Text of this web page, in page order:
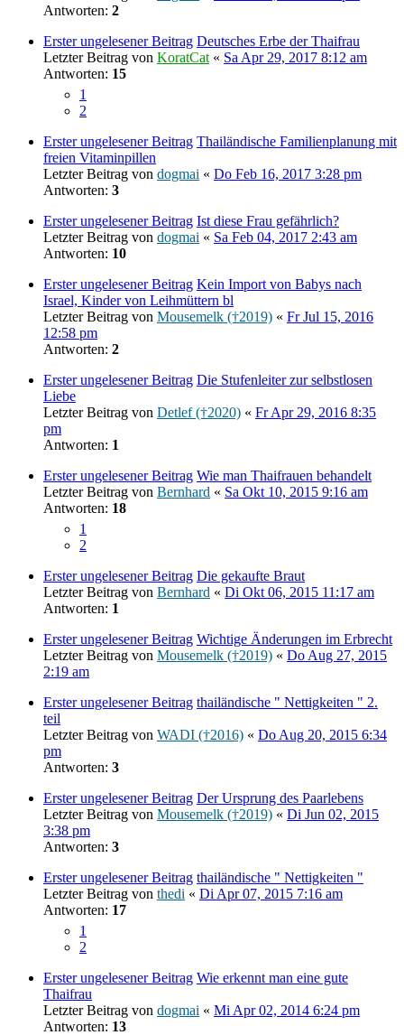
Antworten: 2
Erster ungelesener Beitrag Deutsches Erbe der Thaifrau
Letzter Beitrag von KoratCat « Sa Apr 29, 2017 8:12 am
Antworten: 15
1
2
Erster ungelesener Beitrag Thailändische Familienplanung mit
freien Vitaminpillen
Letzter Beitrag von dogmai « Do Feb 16, 2017 3:28 pm
Antworten: 3
Erster ungelesener Beitrag Ist diese Frau gefährlich?
Letzter Beitrag von dogmai « Sa Feb 04, 2017 2:43 am
Antworten: 10
Erster ungelesener Beitrag Kein Import von Babys nach
Israel, Kinder von Leihmüttern bl
Letzter Beitrag von Mousemelk (†2019) « Fr Jul 15, 2016
12:58 pm
Antworten: 2
Erster ungelesener Beitrag Die Stufenleiter zur selbstlosen
Liebe
Letzter Beitrag von Detlef (†2020) « Fr Apr 29, 2016 8:35
pm
Antworten: 1
Erster ungelesener Beitrag Wie man Thaifrauen behandelt
Letzter Beitrag von Bernhard « Sa Okt 10, 2015 9:16 am
Antworten: 18
1
2
Erster ungelesener Beitrag Die gekaufte Braut
Letzter Beitrag von Bernhard « Di Okt 06, 2015 11:17 am
Antworten: 1
Erster ungelesener Beitrag Wichtige Änderungen im Erbrecht
Letzter Beitrag von Mousemelk (†2019) « Do Aug 27, 2015
2:19 am
Erster ungelesener Beitrag thailändische " Nettigkeiten " 2.
teil
Letzter Beitrag von WADI (†2016) « Do Aug 20, 2015 6:34
pm
Antworten: 3
Erster ungelesener Beitrag Der Ursprung des Paarlebens
Letzter Beitrag von Mousemelk (†2019) « Di Jun 02, 2015
3:38 pm
Antworten: 3
Erster ungelesener Beitrag thailändische " Nettigkeiten "
Letzter Beitrag von thedi « Di Apr 07, 2015 7:16 am
Antworten: 17
1
2
Erster ungelesener Beitrag Wie erkennt man eine gute
Thaifrau
Letzter Beitrag von dogmai « Mi Apr 02, 2014 6:24 pm
Antworten: 13